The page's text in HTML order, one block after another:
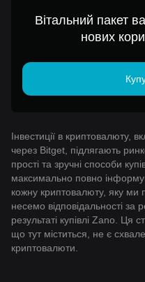
Вітальний пакет
нових
Інвестиції в криптовалюту,
через Bitget, підлягають
прості та зручні способи
максимально повно
кожну криптовалюту, яку
несемо відповідальності за
результаті купівлі Zano. Ця
що тут міститься, не є
криптовалюти.